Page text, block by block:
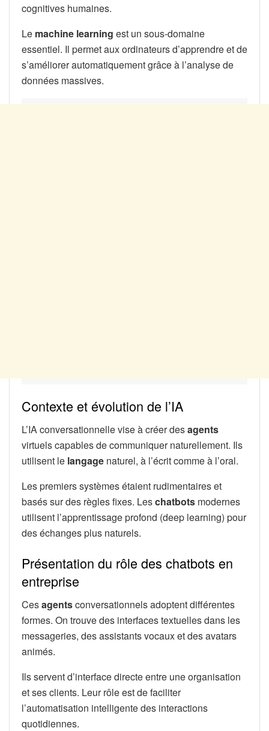
cognitives humaines.
Le machine learning est un sous-domaine
essentiel. Il permet aux ordinateurs d’apprendre et de
s’améliorer automatiquement grâce à l’analyse de
données massives.
Contexte et évolution de l’IA
L’IA conversationnelle vise à créer desagents
virtuels capables de communiquer naturellement. Ils
utilisent le langage naturel, à l’écrit comme à l’oral.
Les premiers systèmes étaient rudimentaires et
basés sur des règles fixes. Leschatbots modernes
utilisent l’apprentissage profond (deep learning) pour
des échanges plus naturels.
Présentation du rôle des chatbots en
entreprise
Cesagentsconversationnels adoptent différentes
formes. On trouve des interfaces textuelles dans les
messageries, des assistants vocaux et des avatars
animés.
Ils servent d’interface directe entre une organisation
et ses clients. Leur rôle est de faciliter
l’automatisation intelligente des interactions
quotidiennes.